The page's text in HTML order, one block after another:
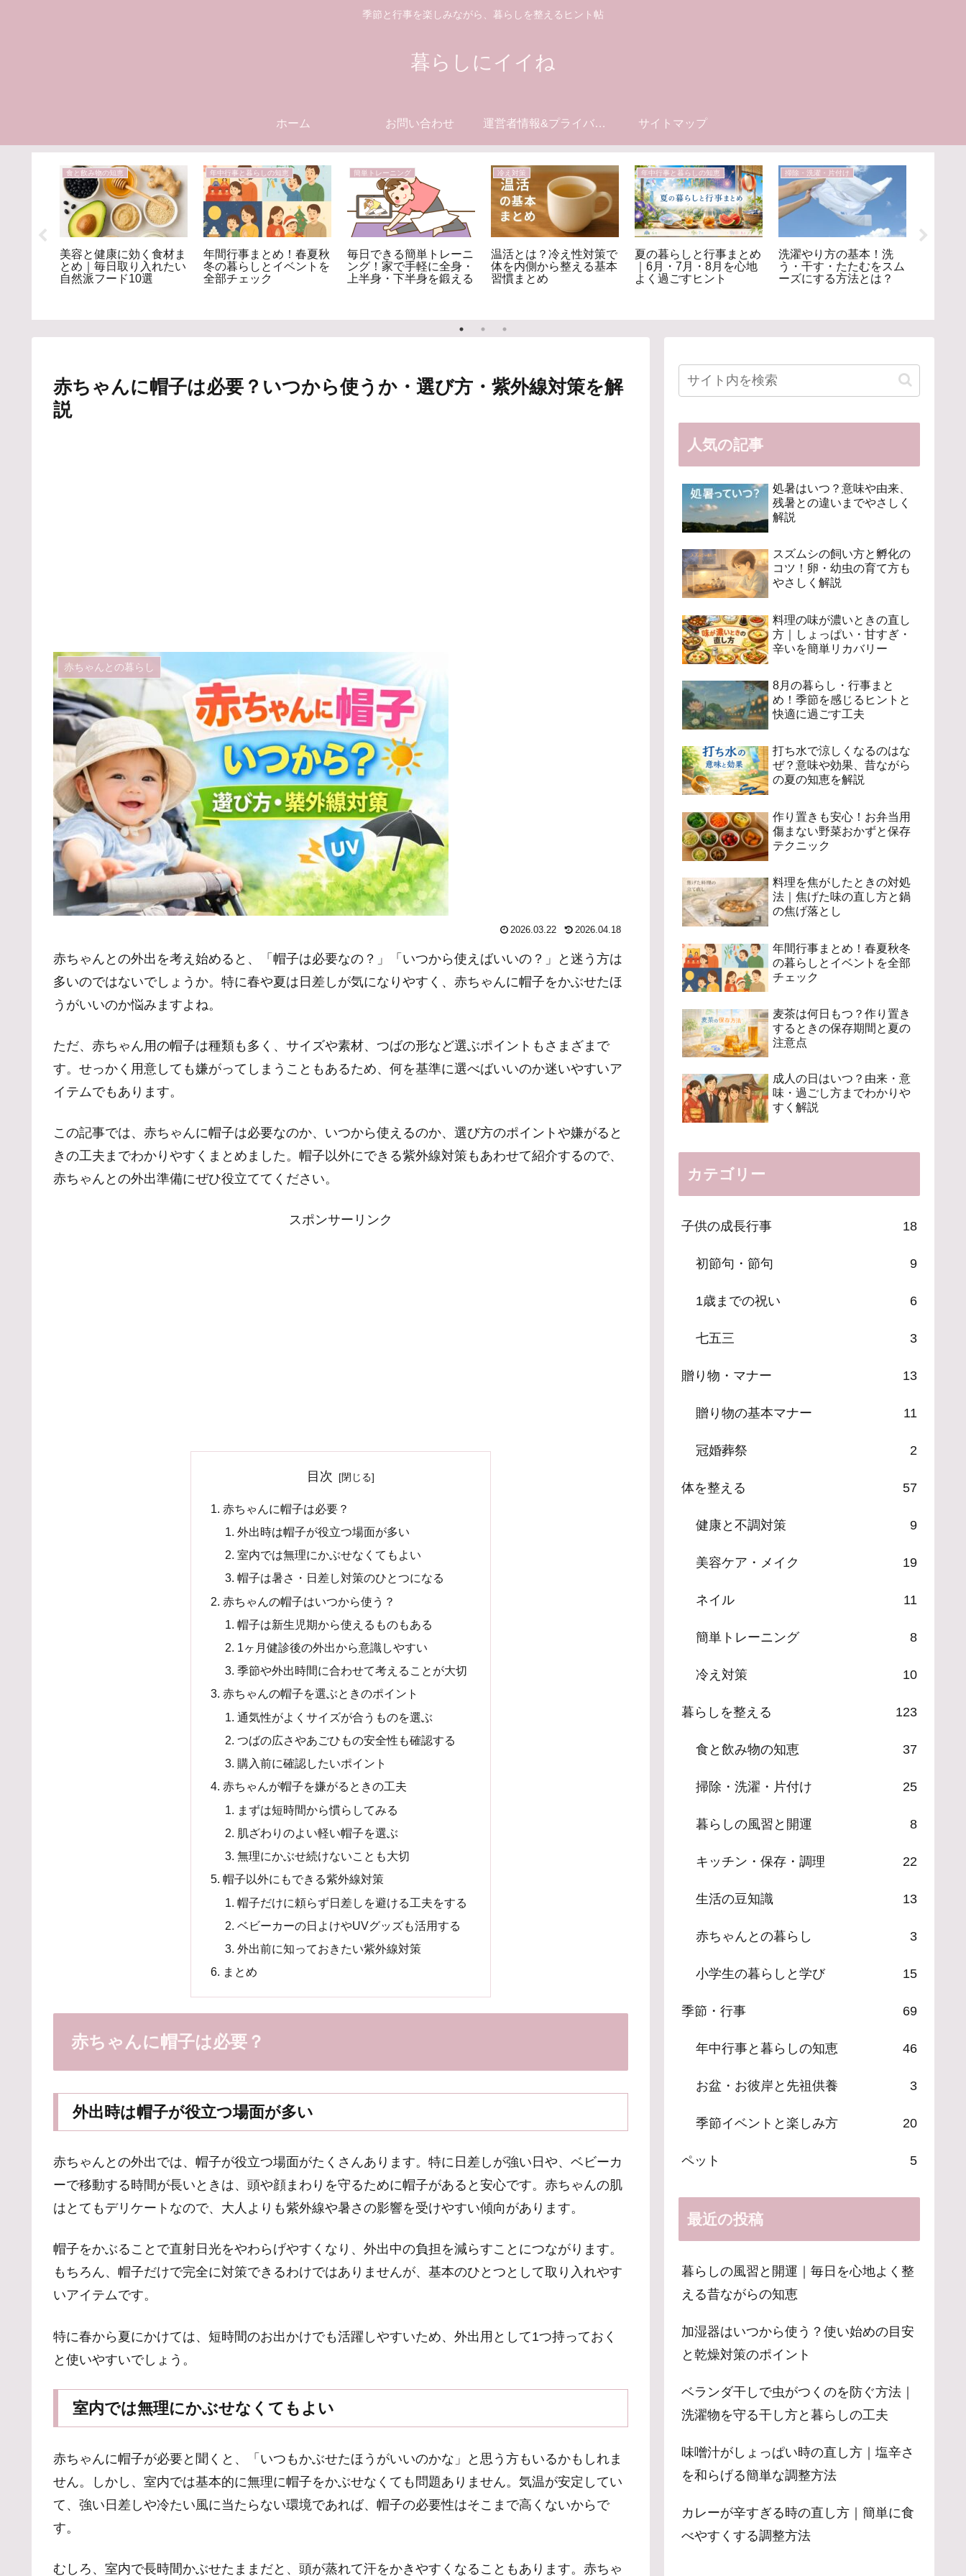
季節と行事を楽しみながら、暮らしを整えるヒント帖
暮らしにイイね
ホーム お問い合わせ 運営者情報&プライバシーポリシー サイトマップ
食と飲み物の知恵
美容と健康に効く食材ま
とめ｜毎日取り入れたい
自然派フード10選
年中行事と暮らしの知恵
年間行事まとめ！春夏秋
冬の暮らしとイベントを
全部チェック
簡単トレーニング
毎日できる簡単トレーニ
ング！家で手軽に全身・
上半身・下半身を鍛える
冷え対策
温活とは？冷え性対策で
体を内側から整える基本
習慣まとめ
年中行事と暮らしの知恵
夏の暮らしと行事まとめ
｜6月・7月・8月を心地
よく過ごすヒント
掃除・洗濯・片付け
洗濯やり方の基本！洗
う・干す・たたむをスム
ーズにする方法とは？
赤ちゃんに帽子は必要？いつから使うか・選び方・紫外線対策を解
説
赤ちゃんとの暮らし
2026.03.22 2026.04.18
赤ちゃんとの外出を考え始めると、「帽子は必要なの？」「いつから使えばいいの？」と迷う方は
多いのではないでしょうか。特に春や夏は日差しが気になりやすく、赤ちゃんに帽子をかぶせたほ
うがいいのか悩みますよね。
ただ、赤ちゃん用の帽子は種類も多く、サイズや素材、つばの形など選ぶポイントもさまざまで
す。せっかく用意しても嫌がってしまうこともあるため、何を基準に選べばいいのか迷いやすいア
イテムでもあります。
この記事では、赤ちゃんに帽子は必要なのか、いつから使えるのか、選び方のポイントや嫌がると
きの工夫までわかりやすくまとめました。帽子以外にできる紫外線対策もあわせて紹介するので、
赤ちゃんとの外出準備にぜひ役立ててください。
スポンサーリンク
目次
赤ちゃんに帽子は必要？
外出時は帽子が役立つ場面が多い
室内では無理にかぶせなくてもよい
帽子は暑さ・日差し対策のひとつになる
赤ちゃんの帽子はいつから使う？
帽子は新生児期から使えるものもある
1ヶ月健診後の外出から意識しやすい
季節や外出時間に合わせて考えることが大切
赤ちゃんの帽子を選ぶときのポイント
通気性がよくサイズが合うものを選ぶ
つばの広さやあごひもの安全性も確認する
購入前に確認したいポイント
赤ちゃんが帽子を嫌がるときの工夫
まずは短時間から慣らしてみる
肌ざわりのよい軽い帽子を選ぶ
無理にかぶせ続けないことも大切
帽子以外にもできる紫外線対策
帽子だけに頼らず日差しを避ける工夫をする
ベビーカーの日よけやUVグッズも活用する
外出前に知っておきたい紫外線対策
まとめ
赤ちゃんに帽子は必要？
外出時は帽子が役立つ場面が多い
赤ちゃんとの外出では、帽子が役立つ場面がたくさんあります。特に日差しが強い日や、ベビーカ
ーで移動する時間が長いときは、頭や顔まわりを守るために帽子があると安心です。赤ちゃんの肌
はとてもデリケートなので、大人よりも紫外線や暑さの影響を受けやすい傾向があります。
帽子をかぶることで直射日光をやわらげやすくなり、外出中の負担を減らすことにつながります。
もちろん、帽子だけで完全に対策できるわけではありませんが、基本のひとつとして取り入れやす
いアイテムです。
特に春から夏にかけては、短時間のお出かけでも活躍しやすいため、外出用として1つ持っておく
と使いやすいでしょう。
室内では無理にかぶせなくてもよい
赤ちゃんに帽子が必要と聞くと、「いつもかぶせたほうがいいのかな」と思う方もいるかもしれま
せん。しかし、室内では基本的に無理に帽子をかぶせなくても問題ありません。気温が安定してい
て、強い日差しや冷たい風に当たらない環境であれば、帽子の必要性はそこまで高くないからで
す。
むしろ、室内で長時間かぶせたままだと、頭が蒸れて汗をかきやすくなることもあります。赤ちゃ
人気の記事
処暑はいつ？意味や由来、
残暑との違いまでやさしく
解説
スズムシの飼い方と孵化の
コツ！卵・幼虫の育て方も
やさしく解説
料理の味が濃いときの直し
方｜しょっぱい・甘すぎ・
辛いを簡単リカバリー
8月の暮らし・行事まと
め！季節を感じるヒントと
快適に過ごす工夫
打ち水で涼しくなるのはな
ぜ？意味や効果、昔ながら
の夏の知恵を解説
作り置きも安心！お弁当用
傷まない野菜おかずと保存
テクニック
料理を焦がしたときの対処
法｜焦げた味の直し方と鍋
の焦げ落とし
年間行事まとめ！春夏秋冬
の暮らしとイベントを全部
チェック
麦茶は何日もつ？作り置き
するときの保存期間と夏の
注意点
成人の日はいつ？由来・意
味・過ごし方までわかりや
すく解説
カテゴリー
子供の成長行事 18
初節句・節句 9
1歳までの祝い 6
七五三 3
贈り物・マナー 13
贈り物の基本マナー 11
冠婚葬祭 2
体を整える 57
健康と不調対策 9
美容ケア・メイク 19
ネイル 11
簡単トレーニング 8
冷え対策 10
暮らしを整える 123
食と飲み物の知恵 37
掃除・洗濯・片付け 25
暮らしの風習と開運 8
キッチン・保存・調理 22
生活の豆知識 13
赤ちゃんとの暮らし 3
小学生の暮らしと学び 15
季節・行事 69
年中行事と暮らしの知恵 46
お盆・お彼岸と先祖供養 3
季節イベントと楽しみ方 20
ペット 5
最近の投稿
暮らしの風習と開運｜毎日を心地よく整
える昔ながらの知恵
加湿器はいつから使う？使い始めの目安
と乾燥対策のポイント
ベランダ干しで虫がつくのを防ぐ方法｜
洗濯物を守る干し方と暮らしの工夫
味噌汁がしょっぱい時の直し方｜塩辛さ
を和らげる簡単な調整方法
カレーが辛すぎる時の直し方｜簡単に食
べやすくする調整方法